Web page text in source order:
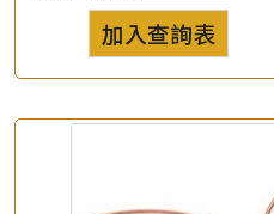
加入查詢表